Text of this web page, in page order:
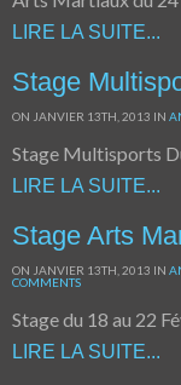
LIRE LA SUITE...
Stage
ON JANVIER 13TH, 2013 IN
Stage Multisports
LIRE LA SUITE...
Stage Arts
ON JANVIER 13TH, 2013 IN
COMMENTS
Stage du 18 au 22
LIRE LA SUITE...